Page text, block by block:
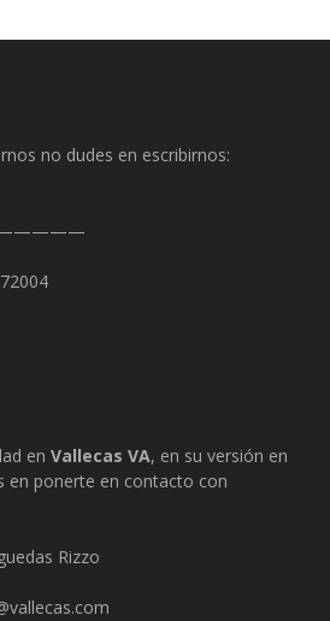
no dudes en escribirnos:
en Vallecas VA, en su versión en
en ponerte en contacto con
Rizzo